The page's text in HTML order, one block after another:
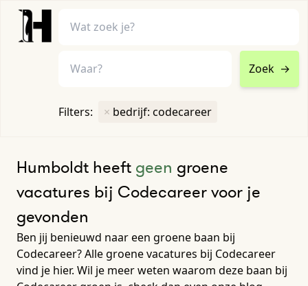
Zoek →
Filters: × bedrijf: codecareer
Humboldt heeft geen groene
vacatures bij Codecareer voor je
gevonden
Ben jij benieuwd naar een groene baan bij
Codecareer? Alle groene vacatures bij Codecareer
vind je hier. Wil je meer weten waarom deze baan bij